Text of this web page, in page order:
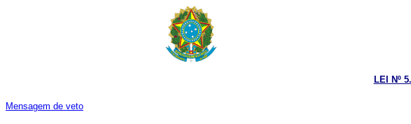
LEI Nº
Mensagem de veto